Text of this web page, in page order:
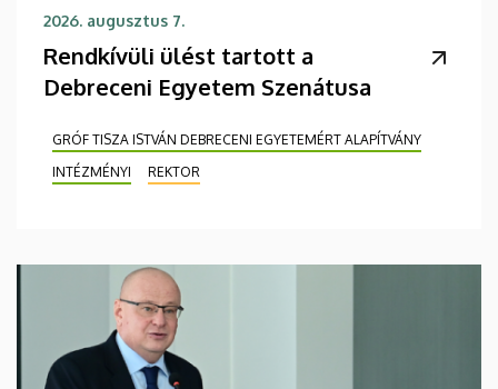
2026. augusztus 7.
Rendkívüli ülést tartott a
Debreceni Egyetem Szenátusa
GRÓF TISZA ISTVÁN DEBRECENI EGYETEMÉRT ALAPÍTVÁNY
INTÉZMÉNYI
REKTOR